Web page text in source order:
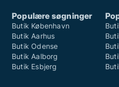
Populære søgninger
Butik København
Butik Aarhus
Butik Odense
Butik Aalborg
Butik Esbjerg